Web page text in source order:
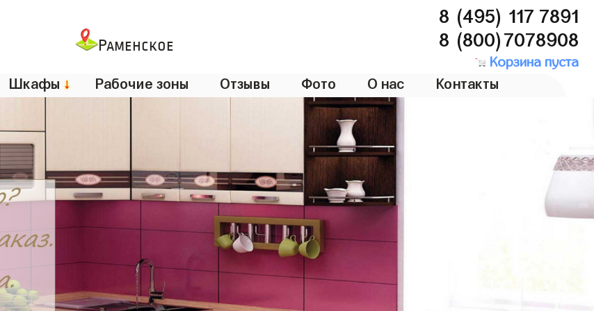
Раменское
8 (495) 117 7891
8 (800)7078908
Корзина пуста
Шкафы ↓ Рабочие зоны Отзывы Фото О нас Контакты